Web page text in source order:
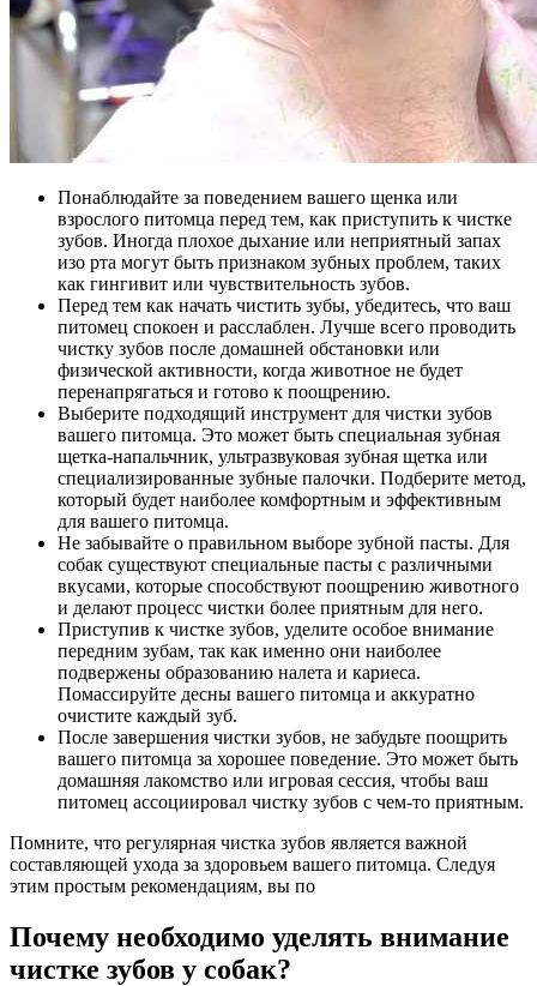
Понаблюдайте за поведением вашего щенка или
взрослого питомца перед тем, как приступить к чистке
зубов. Иногда плохое дыхание или неприятный запах
изо рта могут быть признаком зубных проблем, таких
как гингивит или чувствительность зубов.
Перед тем как начать чистить зубы, убедитесь, что ваш
питомец спокоен и расслаблен. Лучше всего проводить
чистку зубов после домашней обстановки или
физической активности, когда животное не будет
перенапрягаться и готово к поощрению.
Выберите подходящий инструмент для чистки зубов
вашего питомца. Это может быть специальная зубная
щетка-напальчник, ультразвуковая зубная щетка или
специализированные зубные палочки. Подберите метод,
который будет наиболее комфортным и эффективным
для вашего питомца.
Не забывайте о правильном выборе зубной пасты. Для
собак существуют специальные пасты с различными
вкусами, которые способствуют поощрению животного
и делают процесс чистки более приятным для него.
Приступив к чистке зубов, уделите особое внимание
передним зубам, так как именно они наиболее
подвержены образованию налета и кариеса.
Помассируйте десны вашего питомца и аккуратно
очистите каждый зуб.
После завершения чистки зубов, не забудьте поощрить
вашего питомца за хорошее поведение. Это может быть
домашняя лакомство или игровая сессия, чтобы ваш
питомец ассоциировал чистку зубов с чем-то приятным.
Помните, что регулярная чистка зубов является важной
составляющей ухода за здоровьем вашего питомца. Следуя
этим простым рекомендациям, вы по
Почему необходимо уделять внимание
чистке зубов у собак?